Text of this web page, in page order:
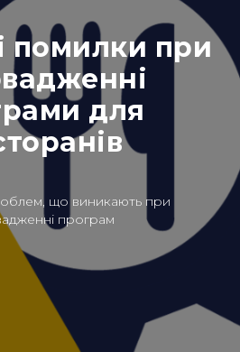
помилки при
для
що виникають при
програм